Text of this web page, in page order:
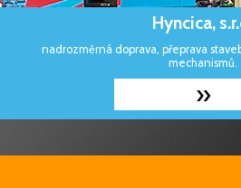
Hyncica,
nadrozměrná doprava, přeprava
mechanismů.
»